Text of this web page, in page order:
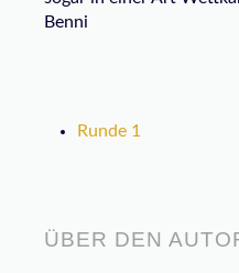
Benni
Runde 1
ÜBER DEN